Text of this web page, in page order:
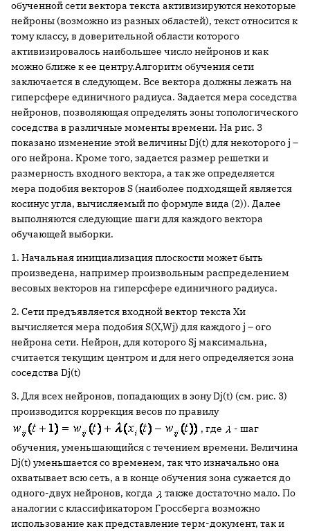
обученной сети вектора текста активизируются некоторые
нейроны (возможно из разных областей), текст относится к
тому классу, в доверительной области которого
активизировалось наибольшее число нейронов и как
можно ближе к ее центру.Алгоритм обучения сети
заключается в следующем. Все вектора должны лежать на
гиперсфере единичного радиуса. Задается мера соседства
нейронов, позволяющая определять зоны топологического
соседства в различные моменты времени. На рис. 3
показано изменение этой величины Dj(t) для некоторого j –
ого нейрона. Кроме того, задается размер решетки и
размерность входного вектора, а так же определяется
мера подобия векторов S (наиболее подходящей является
косинус угла, вычисляемый по формуле вида (2)). Далее
выполняются следующие шаги для каждого вектора
обучающей выборки.
1. Начальная инициализация плоскости может быть
произведена, например произвольным распределением
весовых векторов на гиперсфере единичного радиуса.
2. Сети предъявляется входной вектор текста Xи
вычисляется мера подобия S(X,Wj) для каждого j – ого
нейрона сети. Нейрон, для которого Sj максимальна,
считается текущим центром и для него определяется зона
соседства Dj(t)
3. Для всех нейронов, попадающих в зону Dj(t) (см. рис. 3)
производится коррекция весов по правилу
, где
- шаг
обучения, уменьшающийся с течением времени. Величина
Dj(t) уменьшается со временем, так что изначально она
охватывает всю сеть, а в конце обучения зона сужается до
одного-двух нейронов, когда
также достаточно мало. По
аналогии с классификатором Гроссберга возможно
использование как представление терм-документ, так и